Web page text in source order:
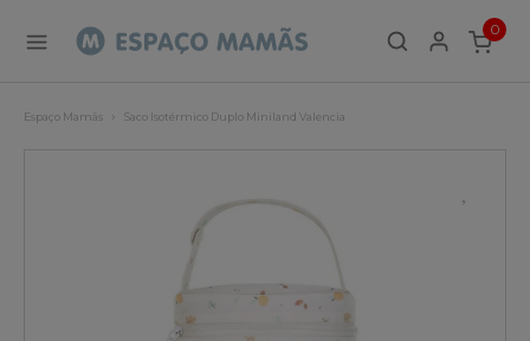
0
ITEMS
Espaço Mamãs Saco Isotérmico Duplo Miniland Valencia